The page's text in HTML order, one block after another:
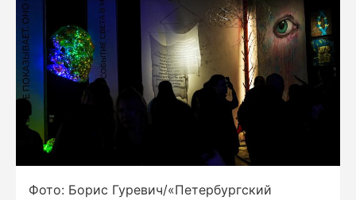
Фото: Борис Гуревич/«Петербургский